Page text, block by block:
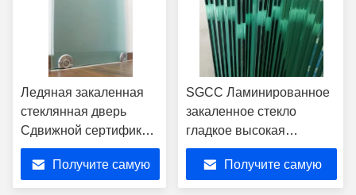
Ледяная закаленная
стеклянная дверь
Сдвижной сертификат
CE с комплектом
оборудования
Получите самую
SGCC Ламинированное
закаленное стекло
гладкое высокая
безопасность для
строительства
Получите самую